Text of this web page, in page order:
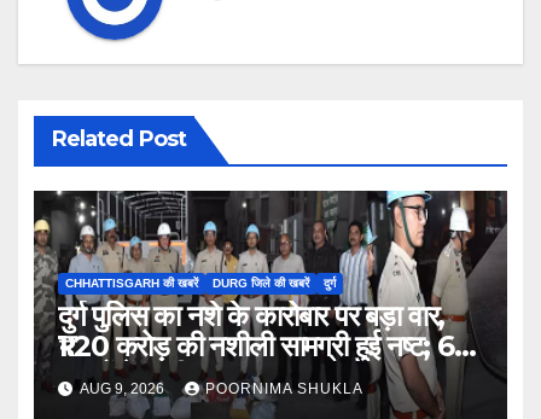
Related Post
CHHATTISGARH की खबरें DURG जिले की खबरें दुर्ग
दुर्ग पुलिस का नशे के कारोबार पर बड़ा वार,
₹1.20 करोड़ की नशीली सामग्री हुई नष्ट; 66
मामलों में जब्ती…
AUG 9, 2026 POORNIMA SHUKLA